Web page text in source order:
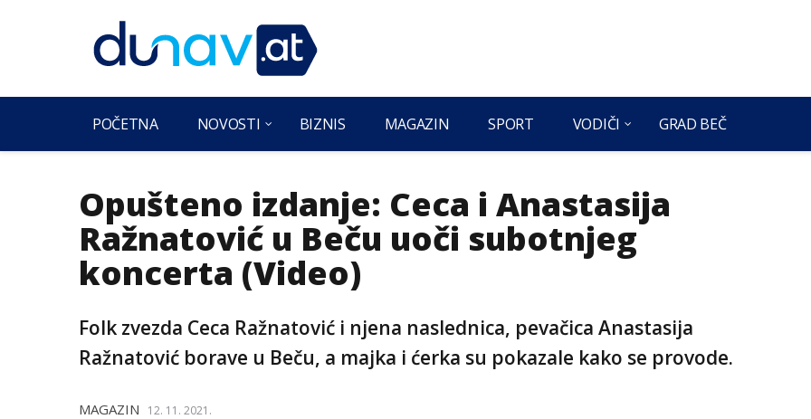
POČETNA NOVOSTI BIZNIS MAGAZIN SPORT VODIČI GRAD BEČ
Opušteno izdanje: Ceca i Anastasija
Ražnatović u Beču uoči subotnjeg
koncerta (Video)
Folk zvezda Ceca Ražnatović i njena naslednica, pevačica Anastasija
Ražnatović borave u Beču, a majka i ćerka su pokazale kako se provode.
MAGAZIN 12. 11. 2021.